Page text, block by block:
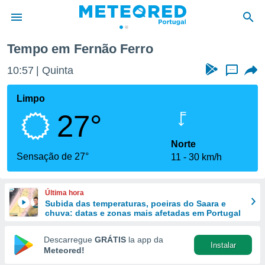
da
foi
fornecidas
a este
das
e
forma
digital
Tempo em Fernão Ferro
10:57 Quinta ...
Limpo
27°
Sensação de 27°
Norte
11
30 km/h
Última hora
Subida das temperaturas, poeiras do Saara e
chuva: datas e zonas mais afetadas em Portugal
Descarregue GRÁTIS la app da
Meteored!
Instalar